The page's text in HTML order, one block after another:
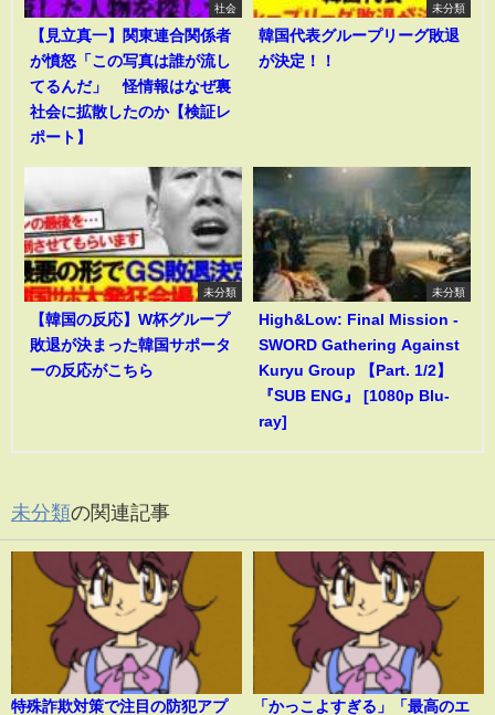
社会
【見立真一】関東連合関係者
が憤怒「この写真は誰が流し
てるんだ」 怪情報はなぜ裏
社会に拡散したのか【検証レ
ポート】
未分類
韓国代表グループリーグ敗退
が決定！！
未分類
【韓国の反応】W杯グループ
敗退が決まった韓国サポータ
ーの反応がこちら
未分類
High&Low: Final Mission -
SWORD Gathering Against
Kuryu Group 【Part. 1/2】
『SUB ENG』 [1080p Blu-
ray]
未分類の関連記事
特殊詐欺対策で注目の防犯アプ
「かっこよすぎる」「最高のエ